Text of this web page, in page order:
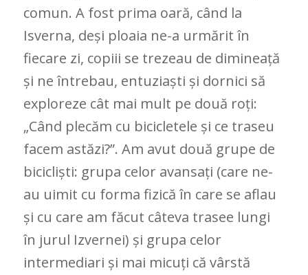
comun. A fost prima oară, când la
Isverna, deși ploaia ne-a urmărit în
fiecare zi, copiii se trezeau de dimineață
și ne întrebau, entuziaști și dornici să
exploreze cât mai mult pe două roți:
„Când plecăm cu bicicletele și ce traseu
facem astăzi?”. Am avut două grupe de
bicicliști: grupa celor avansați (care ne-
au uimit cu forma fizică în care se aflau
și cu care am făcut câteva trasee lungi
în jurul Izvernei) și grupa celor
intermediari și mai micuți că vârstă